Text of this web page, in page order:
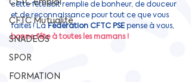
CFTC Mutualité
SNADEOS
SPOR
FORMATION
cette fête soit remplie de bonheur, de douceur
et de reconnaissance pour tout ce que vous
faites !La Fédération CFTC PSEpense à vous,
bonne fête à toutes les mamans !